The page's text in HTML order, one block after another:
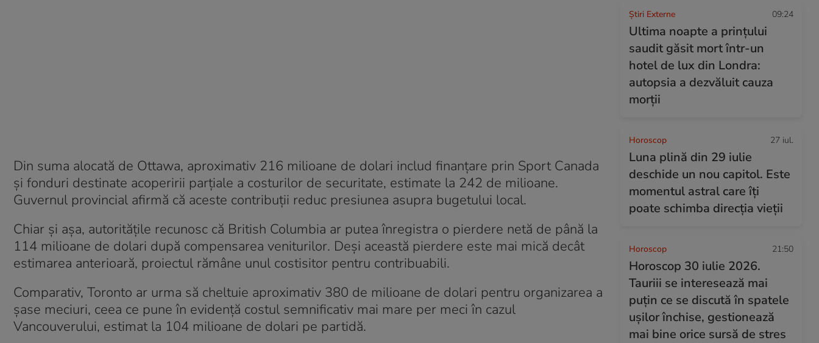
Din suma alocată de Ottawa, aproximativ 216 milioane de dolari includ finanțare prin Sport Canada
și fonduri destinate acoperirii parțiale a costurilor de securitate, estimate la 242 de milioane.
Guvernul provincial afirmă că aceste contribuții reduc presiunea asupra bugetului local.
Chiar și așa, autoritățile recunosc că British Columbia ar putea înregistra o pierdere netă de până la
114 milioane de dolari după compensarea veniturilor. Deși această pierdere este mai mică decât
estimarea anterioară, proiectul rămâne unul costisitor pentru contribuabili.
Comparativ, Toronto ar urma să cheltuie aproximativ 380 de milioane de dolari pentru organizarea a
șase meciuri, ceea ce pune în evidență costul semnificativ mai mare per meci în cazul
Vancouverului, estimat la 104 milioane de dolari pe partidă.
Știri Externe 09:24
Ultima noapte a prințului
saudit găsit mort într-un
hotel de lux din Londra:
autopsia a dezvăluit cauza
morții
Horoscop 27 iul.
Luna plină din 29 iulie
deschide un nou capitol. Este
momentul astral care îți
poate schimba direcția vieții
Horoscop 21:50
Horoscop 30 iulie 2026.
Tauriii se interesează mai
puțin ce se discută în spatele
ușilor închise, gestionează
mai bine orice sursă de stres